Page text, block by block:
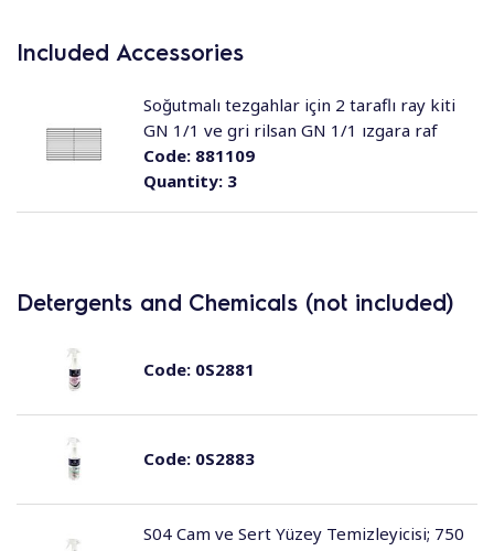
Included Accessories
Quantity:3
Code:881109
Soğutmalı tezgahlar için 2 taraflı ray kiti
GN 1/1 ve gri rilsan GN 1/1 ızgara raf
Detergents and Chemicals (not included)
Code:0S2881
Code:0S2883
S04 Cam ve Sert Yüzey Temizleyicisi; 750